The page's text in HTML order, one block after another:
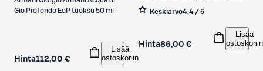
Gio Profondo EdP tuoksu 50 ml
Hinta112,00 €
Lisää
ostoskoriin
ml
Keskiarvo4,4 / 5
Hinta86,00 €
Lisää
ostoskoriin